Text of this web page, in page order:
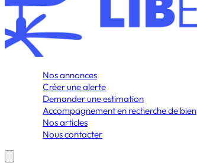
Nos annonces
Créer une alerte
Demander une estimation
Accompagnement en recherche de bien
Nos articles
Nous contacter